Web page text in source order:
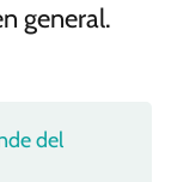
general.
del